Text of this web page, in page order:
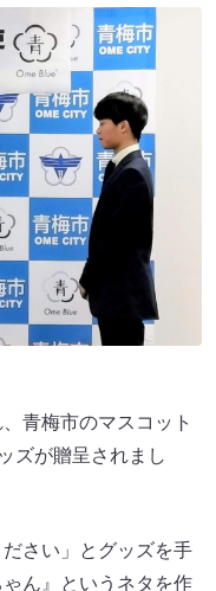
青梅市のマスコット
ズが贈呈されまし
さい」とグッズを手
ん』というネタを作